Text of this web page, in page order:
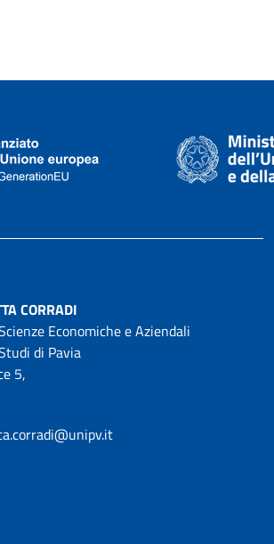
CORRADI
Economiche e Aziendali
di Pavia
5,